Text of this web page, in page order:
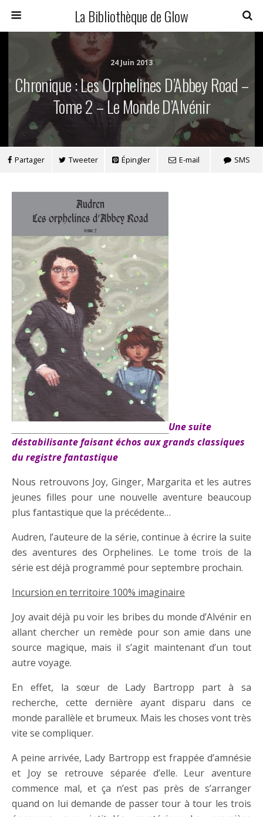
La Bibliothèque de Glow
24 Juin 2013
Chronique : Les Orphelines D’Abbey Road –
Tome 2 – Le Monde D’Alvénir
Partager Tweeter Épingler E-mail SMS
Une suite
déstabilisante faisant échos aux grands classiques
du registre fantastique
Nous retrouvons Joy, Ginger, Margarita et les autres
jeunes filles pour une nouvelle aventure beaucoup
plus fantastique que la précédente…
Audren, l’auteure de la série, continue à écrire la suite
des aventures des Orphelines. Le tome trois de la
série est déjà programmé pour septembre prochain.
Incursion en territoire 100% imaginaire
Joy avait déjà pu voir les bribes du monde d’Alvénir en
allant chercher un remède pour son amie dans une
source magique, mais il s’agit maintenant d’un tout
autre voyage.
En effet, la sœur de Lady Bartropp part à sa
recherche, cette dernière ayant disparu dans ce
monde parallèle et brumeux. Mais les choses vont très
vite se compliquer.
A peine arrivée, Lady Bartropp est frappée d’amnésie
et Joy se retrouve séparée d’elle. Leur aventure
commence mal, et ça n’est pas près de s’arranger
quand on lui demande de passer tour à tour les trois